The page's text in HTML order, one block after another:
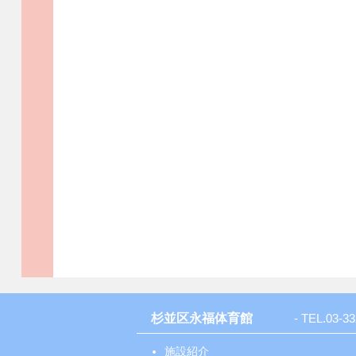
杉並区永福体育館 - TEL.03-
施設紹介